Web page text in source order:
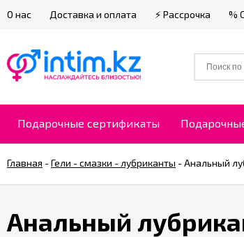
О нас Доставка и оплата ⚡ Рассрочка %
Подарочные сертификаты
Главная -Гели - смазки - лубриканты -Анальный
Анальный